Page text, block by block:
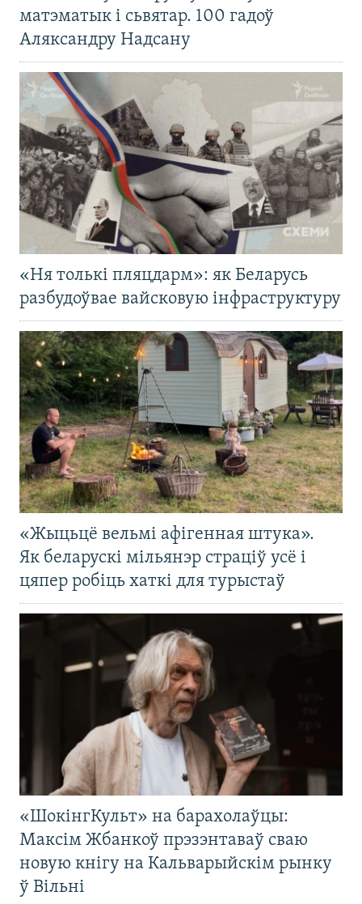
матэматык і сьвятар. 100 гадоў
Аляксандру Надсану
«Ня толькі пляцдарм»: як Беларусь
разбудоўвае вайсковую інфраструктуру
«Жыцьцё вельмі афігенная штука».
Як беларускі мільянэр страціў усё і
цяпер робіць хаткі для турыстаў
«ШокінгКульт» на барахолаўцы:
Максім Жбанкоў прэзэнтаваў сваю
новую кнігу на Кальварыйскім рынку
ў Вільні